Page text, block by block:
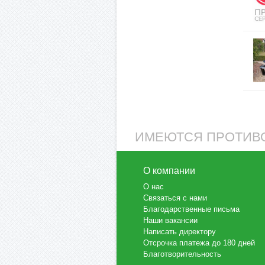
ИМЕЮТСЯ
О компании
О нас
Связаться с нами
Благодарственные письма
Наши вакансии
Написать директору
Отсрочка платежа до 180 дней
Благотворительность